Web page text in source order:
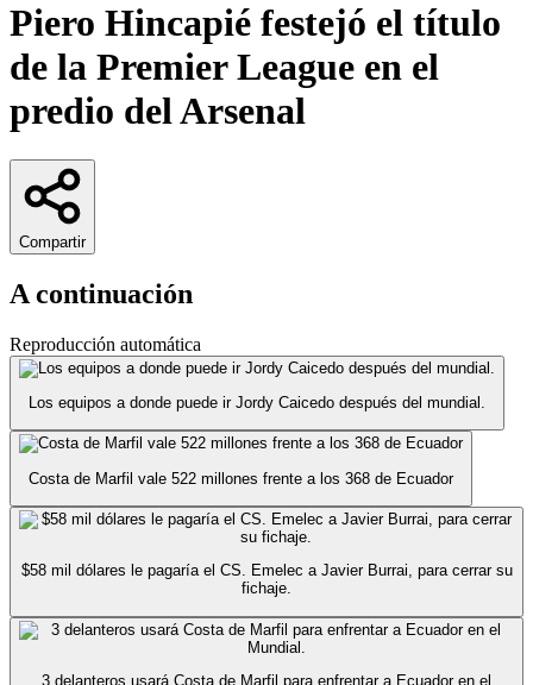
Piero Hincapié festejó el título
de la Premier League en el
predio del Arsenal
Compartir
A continuación
Reproducción automática
Los equipos a donde puede ir Jordy Caicedo después del mundial.
Costa de Marfil vale 522 millones frente a los 368 de Ecuador
$58 mil dólares le pagaría el CS. Emelec a Javier Burrai, para cerrar su
fichaje.
3 delanteros usará Costa de Marfil para enfrentar a Ecuador en el